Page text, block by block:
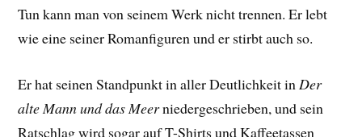
Tun kann man von seinem Werk nicht trennen. Er lebt
wie eine seiner Romanfiguren und er stirbt auch so.
Er hat seinen Standpunkt in aller Deutlichkeit in Der
alte Mann und das Meerniedergeschrieben, und sein
Ratschlag wird sogar auf T-Shirts und Kaffeetassen